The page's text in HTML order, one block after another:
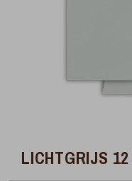
LICHTGRIJS